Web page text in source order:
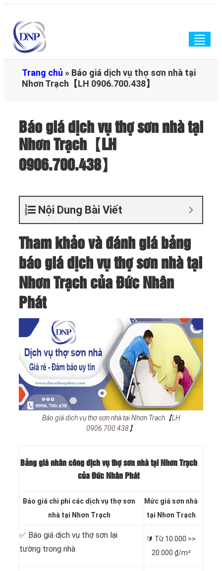
Trang chủ » Báo giá dịch vụ thợ sơn nhà tại
Nhơn Trạch【LH 0906.700.438】
Báo giá dịch vụ thợ sơn nhà tại
Nhơn Trạch【LH
0906.700.438】
Nội Dung Bài Viết
Tham khảo và đánh giá bảng
báo giá dịch vụ thợ sơn nhà tại
Nhơn Trạch của Đức Nhân
Phát
Báo giá dịch vụ thợ sơn nhà tại Nhơn Trạch【LH
0906.700.438】
Bảng giá nhân công dịch vụ thợ sơn nhà tại Nhơn Trạch
của Đức Nhân Phát
Báo giá chi phí các dịch vụ thợ sơn
nhà tại Nhơn Trạch
Mức giá sơn nhà
tại Nhơn Trạch
✅ Báo giá dịch vụ thợ sơn lại
tường trong nhà
🔰 Từ 10.000 =>
20.000 ₫/m²